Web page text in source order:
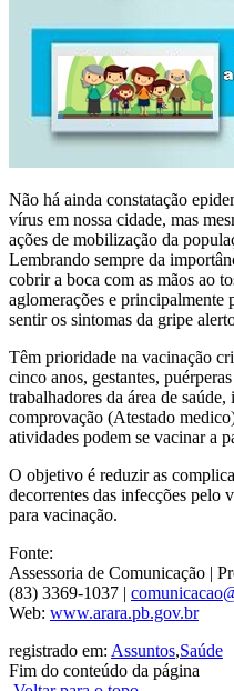
Não há ainda constatação
vírus em nossa cidade, mas
ações de mobilização da
Lembrando sempre da
cobrir a boca com as mãos ao
aglomerações e principalmente
sentir os sintomas da gripe
Têm prioridade na vacinação
cinco anos, gestantes,
trabalhadores da área de
comprovação (Atestado
atividades podem se vacinar a
O objetivo é reduzir as
decorrentes das infecções pelo
para vacinação.
Fonte:
Assessoria de Comunicação |
(83) 3369-1037 |
Web: www.arara.pb.gov.br
registrado em: Assuntos,Saúde
Fim do conteúdo da página